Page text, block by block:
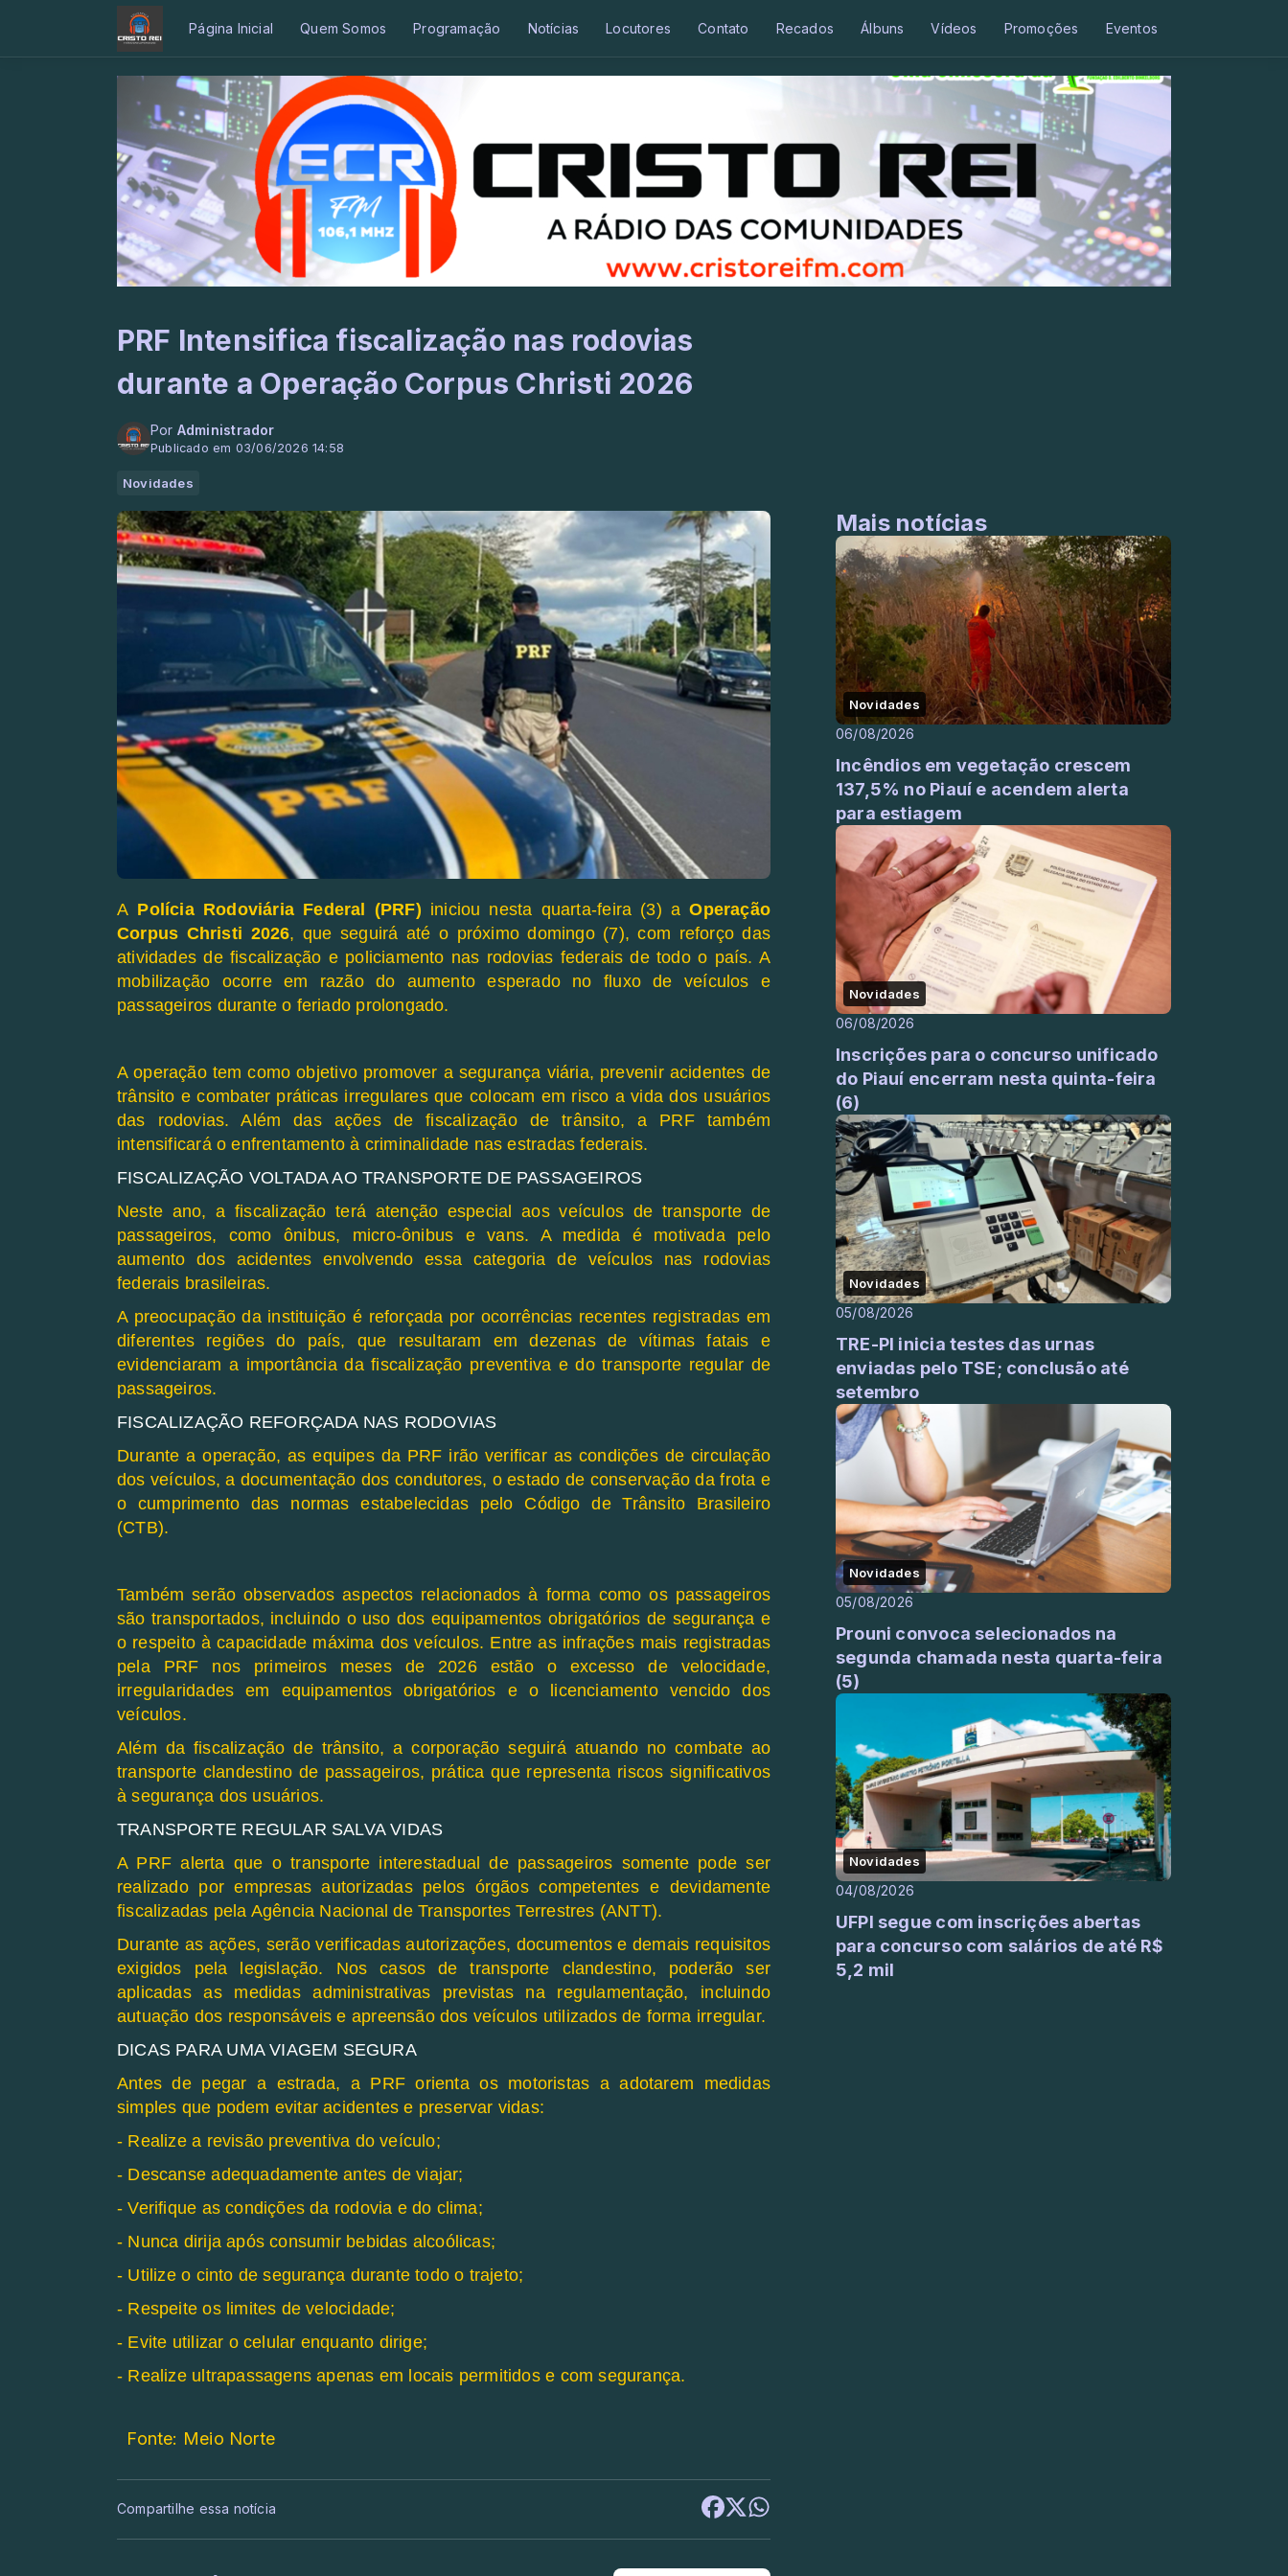
Página Inicial Quem Somos Programação Notícias Locutores Contato Recados Álbuns Vídeos Promoções Eventos
PRF Intensifica fiscalização nas rodovias
durante a Operação Corpus Christi 2026
Por Administrador
Publicado em 03/06/2026 14:58
Novidades
A Polícia Rodoviária Federal (PRF) iniciou nesta quarta-feira (3) aOperação
Corpus Christi 2026, que seguirá até o próximo domingo (7), com reforço das
atividades de fiscalização e policiamento nas rodovias federais de todo o país. A
mobilização ocorre em razão do aumento esperado no fluxo de veículos e
passageiros durante o feriado prolongado.
A operação tem como objetivo promover a segurança viária, prevenir acidentes de
trânsito e combater práticas irregulares que colocam em risco a vida dos usuários
das rodovias. Além das ações de fiscalização de trânsito, a PRF também
intensificará o enfrentamento à criminalidade nas estradas federais.
FISCALIZAÇÃO VOLTADA AO TRANSPORTE DE PASSAGEIROS
Neste ano, a fiscalização terá atenção especial aos veículos de transporte de
passageiros, como ônibus, micro-ônibus e vans. A medida é motivada pelo
aumento dos acidentes envolvendo essa categoria de veículos nas rodovias
federais brasileiras.
A preocupação da instituição é reforçada por ocorrências recentes registradas em
diferentes regiões do país, que resultaram em dezenas de vítimas fatais e
evidenciaram a importância da fiscalização preventiva e do transporte regular de
passageiros.
FISCALIZAÇÃO REFORÇADA NAS RODOVIAS
Durante a operação, as equipes da PRF irão verificar as condições de circulação
dos veículos, a documentação dos condutores, o estado de conservação da frota e
o cumprimento das normas estabelecidas pelo Código de Trânsito Brasileiro
(CTB).
Também serão observados aspectos relacionados à forma como os passageiros
são transportados, incluindo o uso dos equipamentos obrigatórios de segurança e
o respeito à capacidade máxima dos veículos. Entre as infrações mais registradas
pela PRF nos primeiros meses de 2026 estão o excesso de velocidade,
irregularidades em equipamentos obrigatórios e o licenciamento vencido dos
veículos.
Além da fiscalização de trânsito, a corporação seguirá atuando no combate ao
transporte clandestino de passageiros, prática que representa riscos significativos
à segurança dos usuários.
TRANSPORTE REGULAR SALVA VIDAS
A PRF alerta que o transporte interestadual de passageiros somente pode ser
realizado por empresas autorizadas pelos órgãos competentes e devidamente
fiscalizadas pela Agência Nacional de Transportes Terrestres (ANTT).
Durante as ações, serão verificadas autorizações, documentos e demais requisitos
exigidos pela legislação. Nos casos de transporte clandestino, poderão ser
aplicadas as medidas administrativas previstas na regulamentação, incluindo
autuação dos responsáveis e apreensão dos veículos utilizados de forma irregular.
DICAS PARA UMA VIAGEM SEGURA
Antes de pegar a estrada, a PRF orienta os motoristas a adotarem medidas
simples que podem evitar acidentes e preservar vidas:
- Realize a revisão preventiva do veículo;
- Descanse adequadamente antes de viajar;
- Verifique as condições da rodovia e do clima;
- Nunca dirija após consumir bebidas alcoólicas;
- Utilize o cinto de segurança durante todo o trajeto;
- Respeite os limites de velocidade;
- Evite utilizar o celular enquanto dirige;
- Realize ultrapassagens apenas em locais permitidos e com segurança.
Fonte: Meio Norte
Compartilhe essa notícia
Mais notícias
Novidades
06/08/2026
Incêndios em vegetação crescem
137,5% no Piauí e acendem alerta
para estiagem
Novidades
06/08/2026
Inscrições para o concurso unificado
do Piauí encerram nesta quinta-feira
(6)
Novidades
05/08/2026
TRE-PI inicia testes das urnas
enviadas pelo TSE; conclusão até
setembro
Novidades
05/08/2026
Prouni convoca selecionados na
segunda chamada nesta quarta-feira
(5)
Novidades
04/08/2026
UFPI segue com inscrições abertas
para concurso com salários de até R$
5,2 mil